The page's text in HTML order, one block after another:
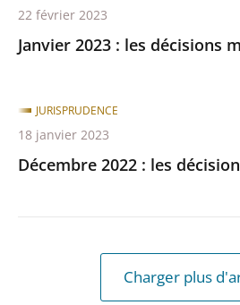
Janvier 2023 : les décisions
22 février 2023
Décembre 2022 : les
JURISPRUDENCE
18 janvier 2023
Charger plus